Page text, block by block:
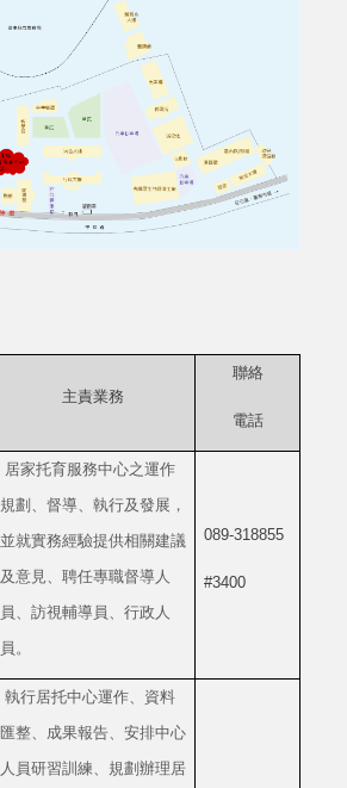
主責業務
聯絡
電話
居家托育服務中心之運作
規劃、督導、執行及發展，
並就實務經驗提供相關建議
及意見、聘任專職督導人
員、訪視輔導員、行政人
員。
089-318855
#3400
執行居托中心運作、資料
匯整、成果報告、安排中心
人員研習訓練、規劃辦理居